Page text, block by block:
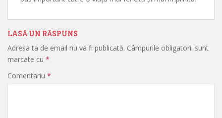
LASĂ UN RĂSPUNS
Adresa ta de email nu va fi publicată. Câmpurile obligatorii sunt
marcate cu *
Comentariu *